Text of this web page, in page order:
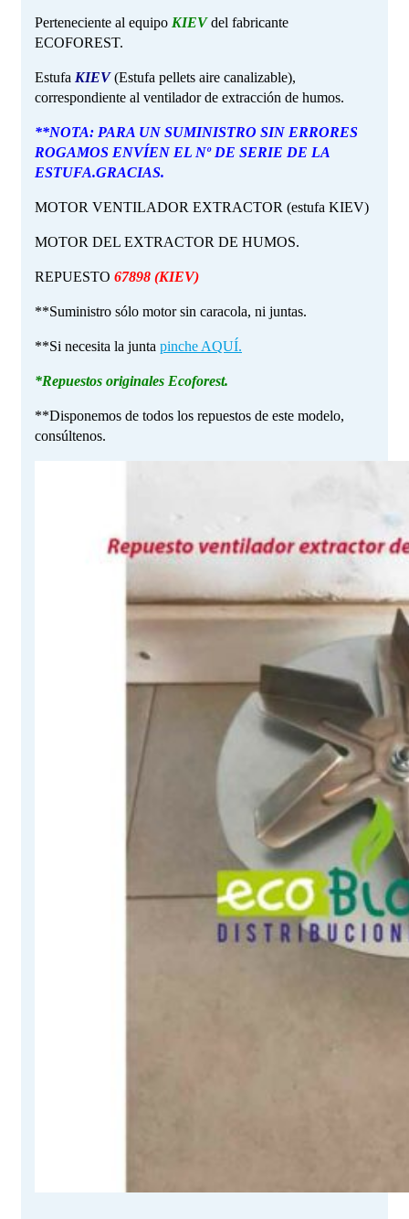
Perteneciente al equipo KIEVdel fabricante
ECOFOREST.
Estufa KIEV(Estufa pellets aire canalizable),
correspondiente al ventilador de extracción de humos.
**NOTA: PARA UN SUMINISTRO SIN ERRORES
ROGAMOS ENVÍEN EL Nº DE SERIE DE LA
ESTUFA.GRACIAS.
MOTOR VENTILADOR EXTRACTOR (estufa KIEV)
MOTOR DEL EXTRACTOR DE HUMOS.
REPUESTO 67898 (KIEV)
**Suministro sólo motor sin caracola, ni juntas.
**Si necesita la junta pinche AQUÍ.
*Repuestos originales Ecoforest.
**Disponemos de todos los repuestos de este modelo,
consúltenos.